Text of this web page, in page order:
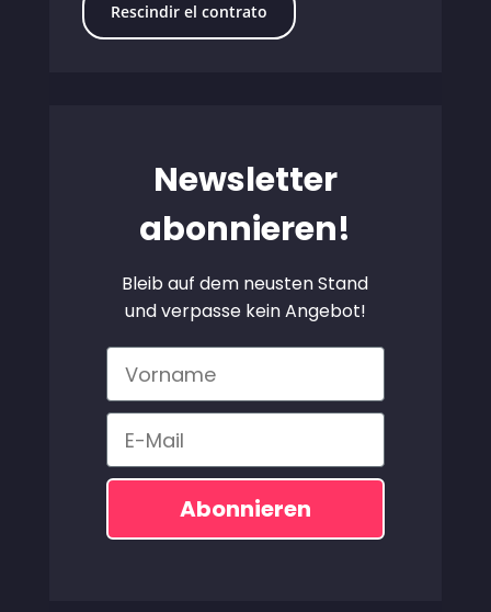
Rescindir el contrato
Newsletter
abonnieren!
Bleib auf dem neusten Stand
und verpasse kein Angebot!
Vorname
Email
Abonnieren